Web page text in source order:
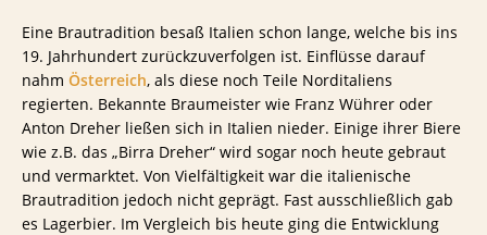
Eine Brautradition besaß Italien schon lange, welche bis ins
19. Jahrhundert zurückzuverfolgen ist. Einflüsse darauf
nahm Österreich, als diese noch Teile Norditaliens
regierten. Bekannte Braumeister wie Franz Wührer oder
Anton Dreher ließen sich in Italien nieder. Einige ihrer Biere
wie z.B. das „Birra Dreher“ wird sogar noch heute gebraut
und vermarktet. Von Vielfältigkeit war die italienische
Brautradition jedoch nicht geprägt. Fast ausschließlich gab
es Lagerbier. Im Vergleich bis heute ging die Entwicklung